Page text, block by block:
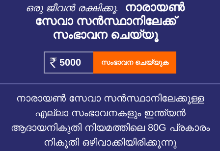
ഒരു ജീവൻ രക്ഷിക്കൂ.
നാരായൺ
സേവാ സൻസ്ഥാനിലേക്ക്
സംഭാവന ചെയ്യൂ
സംഭാവന ചെയ്യുക
നാരായൺ സേവാ സൻസ്ഥാനിലേക്കുള്ള
എല്ലാ സംഭാവനകളും ഇന്ത്യൻ
ആദായനികുതി നിയമത്തിലെ 80G പ്രകാരം
നികുതി ഒഴിവാക്കിയിരിക്കുന്നു